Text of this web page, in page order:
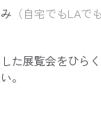
年9月29日 JAM
6月 リーフ・パ
（自宅でもLAで
た展覧会をひら
。